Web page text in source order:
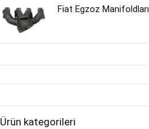
Fiat Egzoz Manifoldları
Ürün kategorileri